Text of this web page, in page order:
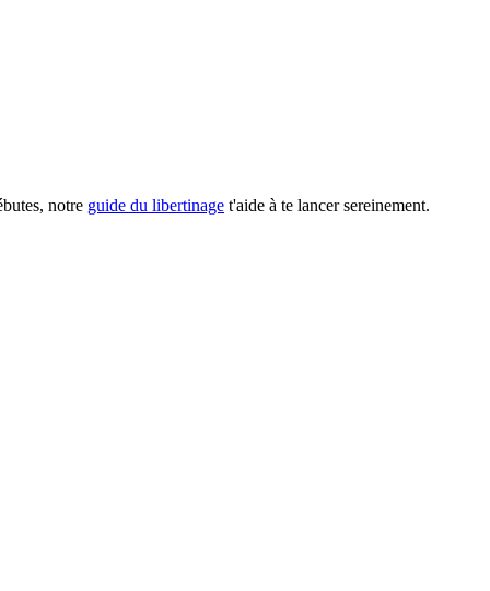
notre guide du libertinage t'aide à te lancer sereinement.